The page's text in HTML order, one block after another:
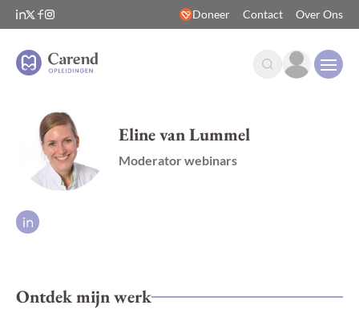
Doneer Contact Over Ons
Eline van Lummel
Moderator webinars
Ontdek mijn werk